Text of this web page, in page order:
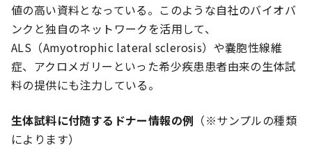
値の高い資料となっている。このような自社のバイオバ
ンクと独自のネットワークを活用して、
ALS（Amyotrophic lateral sclerosis）や嚢胞性線維
症、アクロメガリーといった希少疾患患者由来の生体試
料の提供にも注力している。
生体試料に付随するドナー情報の例 （※サンプルの種類
によります）